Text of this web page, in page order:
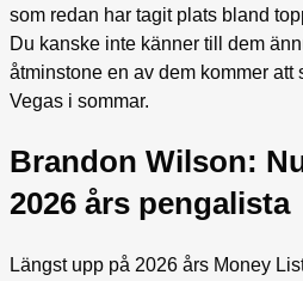
som redan har tagit plats bland
Du kanske inte känner till dem
åtminstone en av dem kommer att
Vegas i sommar.
Brandon Wilson:
2026 års pengalista
Längst upp på 2026 års Money